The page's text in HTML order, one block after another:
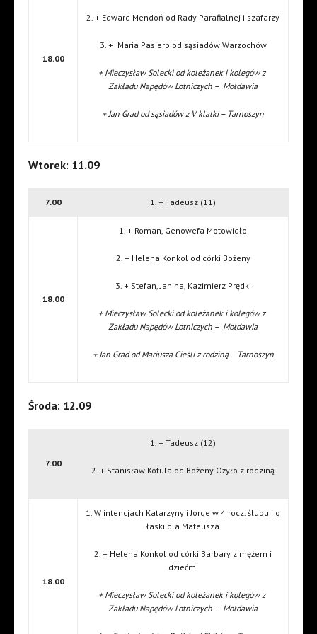
18.00
2. + Edward Mendoń od Rady Parafialnej i szafarzy
3. + Maria Pasierb od sąsiadów Warzochów
+ Mieczysław Solecki od koleżanek i kolegów z
Zakładu Napędów Lotniczych – Mołdawia
+ Jan Grad od sąsiadów z V klatki – Tarnoszyn
Wtorek: 11.09
7.00 1. + Tadeusz (11)
18.00
1. + Roman, Genowefa Motowidło
2. + Helena Konkol od córki Bożeny
3. + Stefan, Janina, Kazimierz Prędki
+ Mieczysław Solecki od koleżanek i kolegów z
Zakładu Napędów Lotniczych – Mołdawia
+ Jan Grad od Mariusza Cieśli z rodziną – Tarnoszyn
Środa: 12.09
7.00
1. + Tadeusz (12)
2. + Stanisław Kotula od Bożeny Ożyło z rodziną
18.00
1. W intencjach Katarzyny i Jorge w 4 rocz. ślubu i o
łaski dla Mateusza
2. + Helena Konkol od córki Barbary z mężem i
dziećmi
+ Mieczysław Solecki od koleżanek i kolegów z
Zakładu Napędów Lotniczych – Mołdawia